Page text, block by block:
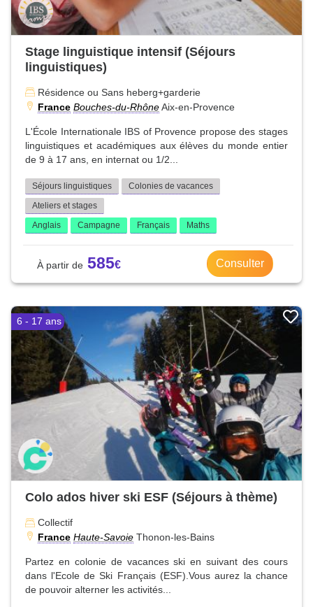
Stage linguistique intensif (Séjours
linguistiques)
Résidence ou Sans heberg+garderie
France Bouches-du-RhôneAix-en-Provence
L'École Internationale IBS of Provence propose des stages
linguistiques et académiques aux élèves du monde entier
de 9 à 17 ans, en internat ou 1/2...
Séjours linguistiques
Colonies de vacances
Ateliers et stages
Anglais
Campagne Français Maths
585 Consulter
6 - 17 ans
Colo ados hiver ski ESF (Séjours à thème)
Collectif
France Haute-Savoie Thonon-les-Bains
Partez en colonie de vacances ski en suivant des cours
dans l'Ecole de Ski Français (ESF).Vous aurez la chance
de pouvoir alterner les activités...